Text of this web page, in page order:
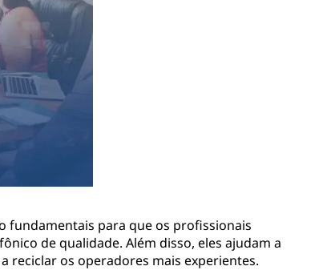
fundamentais para que os profissionais
de qualidade. Além disso, eles ajudam a
reciclar os operadores mais experientes.